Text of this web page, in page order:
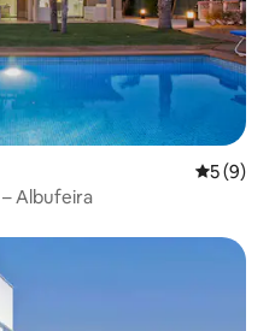
5 (9)
– Albufeira